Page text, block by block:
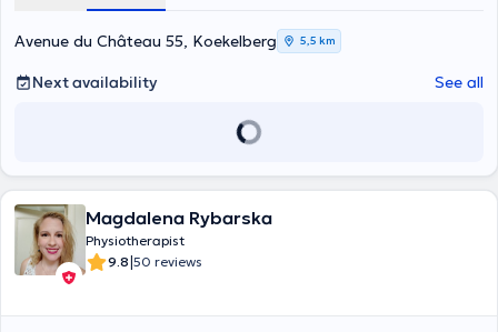
Avenue du Château 55, Koekelberg 5,5 km
Next availability See all
Magdalena Rybarska
Physiotherapist
9.8|50 reviews